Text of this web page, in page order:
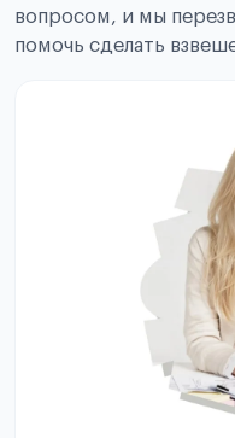
вопросом, и мы
помочь сделать